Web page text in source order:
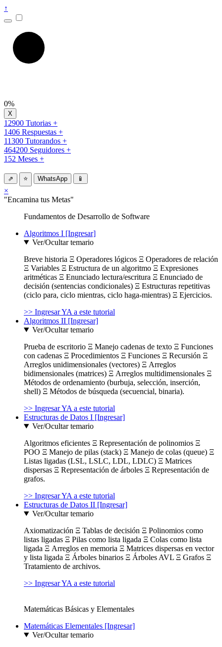
↑
0%
12900 Tutorias +
1406 Respuestas +
11300 Tutorandos +
464200 Seguidores +
152 Meses +
⇗ ⭐ WhatsApp 📱
×
"Encamina tus Metas"
Fundamentos de Desarrollo de Software
Algoritmos I [Ingresar]
Ver/Ocultar temario
Breve historia Ξ Operadores lógicos Ξ Operadores de relación
Ξ Variables Ξ Estructura de un algoritmo Ξ Expresiones
aritméticas Ξ Enunciado lectura/escritura Ξ Enunciado de
decisión (sentencias condicionales) Ξ Estructuras repetitivas
(ciclo para, ciclo mientras, ciclo haga-mientras) Ξ Ejercicios.
>> Ingresar YA a este tutorial
Algoritmos II [Ingresar]
Ver/Ocultar temario
Prueba de escritorio Ξ Manejo cadenas de texto Ξ Funciones
con cadenas Ξ Procedimientos Ξ Funciones Ξ Recursión Ξ
Arreglos unidimensionales (vectores) Ξ Arreglos
bidimensionales (matrices) Ξ Arreglos multidimensionales Ξ
Métodos de ordenamiento (burbuja, selección, inserción,
shell) Ξ Métodos de búsqueda (secuencial, binaria).
>> Ingresar YA a este tutorial
Estructuras de Datos I [Ingresar]
Ver/Ocultar temario
Algoritmos eficientes Ξ Representación de polinomios Ξ
POO Ξ Manejo de pilas (stack) Ξ Manejo de colas (queue) Ξ
Listas ligadas (LSL, LSLC, LDL, LDLC) Ξ Matrices
dispersas Ξ Representación de árboles Ξ Representación de
grafos.
>> Ingresar YA a este tutorial
Estructuras de Datos II [Ingresar]
Ver/Ocultar temario
Axiomatización Ξ Tablas de decisión Ξ Polinomios como
listas ligadas Ξ Pilas como lista ligada Ξ Colas como lista
ligada Ξ Arreglos en memoria Ξ Matrices dispersas en vector
y lista ligada Ξ Árboles binarios Ξ Árboles AVL Ξ Grafos Ξ
Tratamiento de archivos.
>> Ingresar YA a este tutorial
Matemáticas Básicas y Elementales
Matemáticas Elementales [Ingresar]
Ver/Ocultar temario